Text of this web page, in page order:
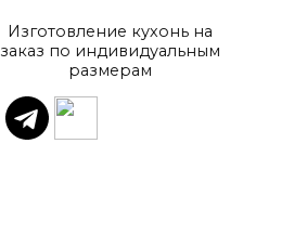
Изготовление кухонь на
заказ по индивидуальным
размерам